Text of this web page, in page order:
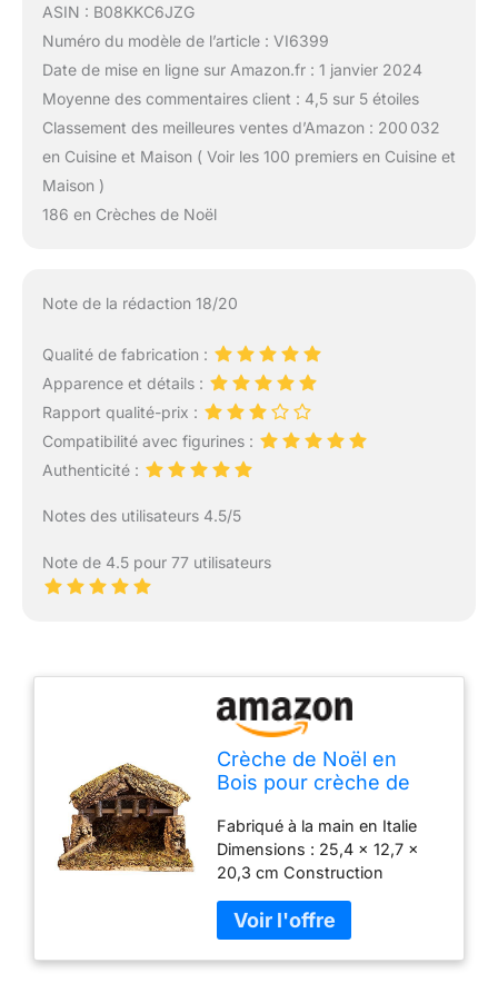
ASIN : B08KKC6JZG
Numéro du modèle de l’article : VI6399
Date de mise en ligne sur Amazon.fr : 1 janvier 2024
Moyenne des commentaires client : 4,5 sur 5 étoiles
Classement des meilleures ventes d’Amazon : 200 032
en Cuisine et Maison ( Voir les 100 premiers en Cuisine et
Maison )
186 en Crèches de Noël
Note de la rédaction 18/20
Qualité de fabrication :
Apparence et détails :
Rapport qualité-prix :
Compatibilité avec figurines :
Authenticité :
Notes des utilisateurs 4.5/5
Note de 4.5 pour 77 utilisateurs
Crèche de Noël en
Bois pour crèche de
20,3 cm, fabriquée en
Italie
Fabriqué à la main en Italie
Dimensions : 25,4 x 12,7 x
20,3 cm Construction
naturel qui complète
n'importe quelle crèche Taille
parfaite pour les figurines de